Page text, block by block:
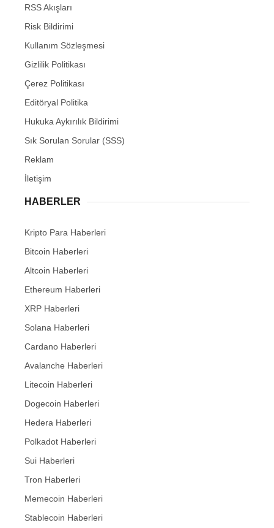
RSS Akışları
Risk Bildirimi
Kullanım Sözleşmesi
Gizlilik Politikası
Çerez Politikası
Editöryal Politika
Hukuka Aykırılık Bildirimi
Sık Sorulan Sorular (SSS)
Reklam
İletişim
HABERLER
Kripto Para Haberleri
Bitcoin Haberleri
Altcoin Haberleri
Ethereum Haberleri
XRP Haberleri
Solana Haberleri
Cardano Haberleri
Avalanche Haberleri
Litecoin Haberleri
Dogecoin Haberleri
Hedera Haberleri
Polkadot Haberleri
Sui Haberleri
Tron Haberleri
Memecoin Haberleri
Stablecoin Haberleri